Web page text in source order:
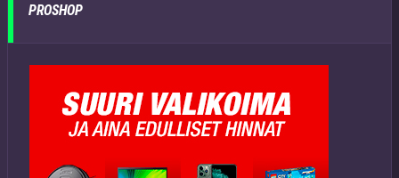
PROSHOP